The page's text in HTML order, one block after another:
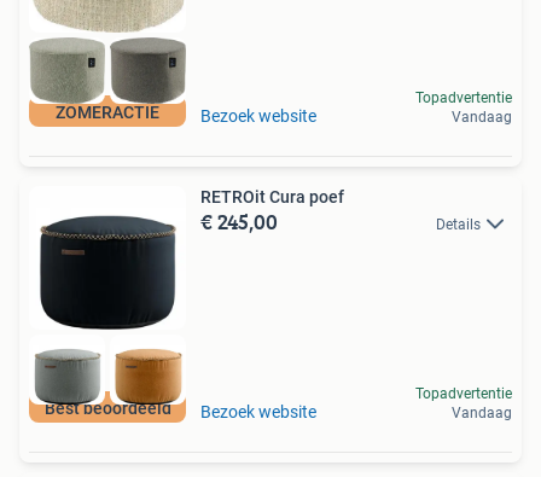
ZOMERACTIE Bezoek website
Topadvertentie
Vandaag
Best beoordeeld
RETROit Cura poef
€ 245,00 Details
Bezoek website
Topadvertentie
Vandaag